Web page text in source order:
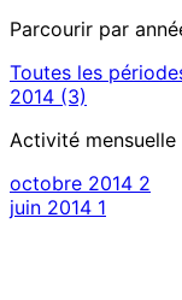
Parcourir par
Toutes les
2014 (3)
Activité mensuelle
octobre 2014 2
juin 2014 1